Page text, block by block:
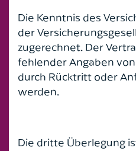
Die Kenntnis des
der
zugerechnet. Der
fehlender Angaben
durch Rücktritt oder
werden.
Die dritte Überlegung